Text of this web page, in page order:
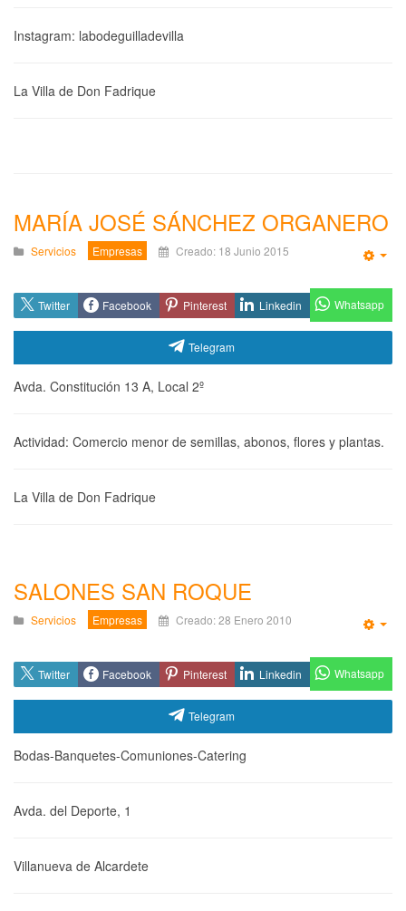
Instagram: labodeguilladevilla
La Villa de Don Fadrique
MARÍA JOSÉ SÁNCHEZ ORGANERO
Servicios Empresas Creado: 18 Junio 2015
Twitter Facebook Pinterest Linkedin Whatsapp
Telegram
Avda. Constitución 13 A, Local 2º
Actividad: Comercio menor de semillas, abonos, flores y plantas.
La Villa de Don Fadrique
SALONES SAN ROQUE
Servicios Empresas Creado: 28 Enero 2010
Twitter Facebook Pinterest Linkedin Whatsapp
Telegram
Bodas-Banquetes-Comuniones-Catering
Avda. del Deporte, 1
Villanueva de Alcardete